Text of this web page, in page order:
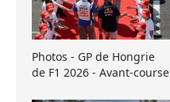
Photos - GP de Hongrie
de F1 2026 - Avant-course